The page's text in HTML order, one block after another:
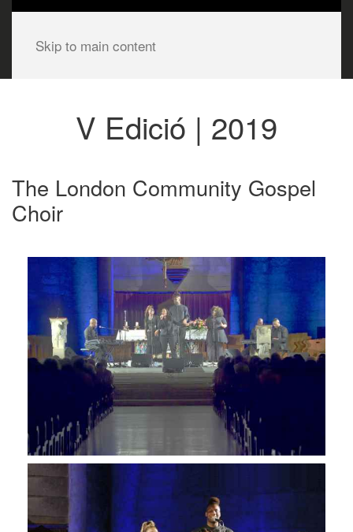
Skip to main content
V Edició | 2019
The London Community Gospel
Choir